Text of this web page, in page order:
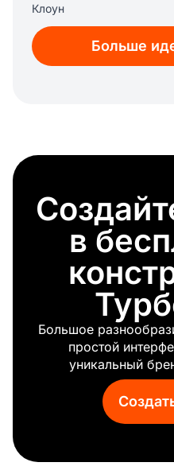
Клоун
Ковбой
Человек, выгуливающий
Разработчик игр
Певец
Швейные нитки
Дровосек
Байкер
Клубок ниток
Присмотр за детьми
Астронавт
Финансовый советник
Капитан
Строительная команда
Пчеловод
Больше
в
Большое
простой
уникальный